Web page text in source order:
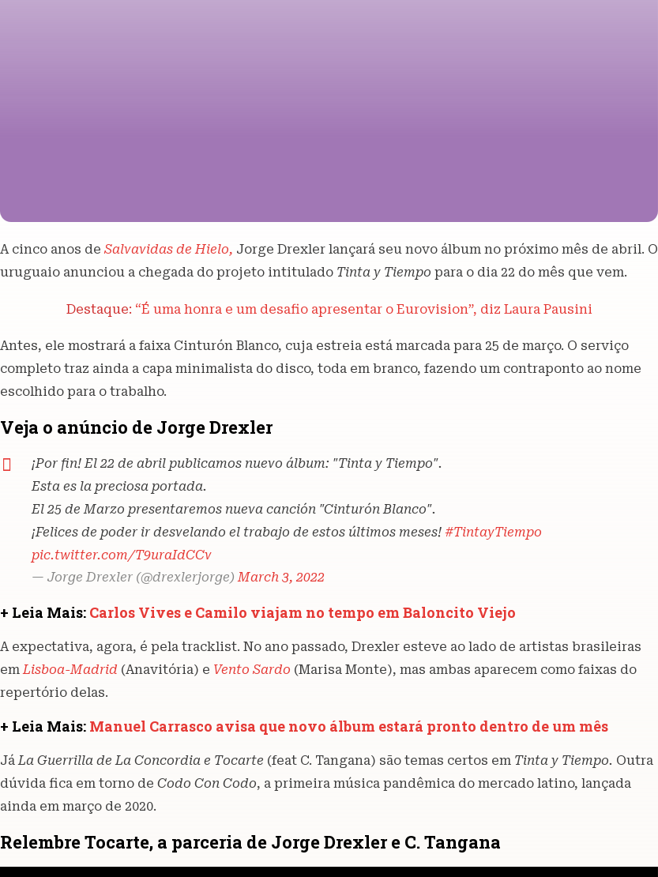
A cinco anos de Salvavidas de Hielo, Jorge Drexler lançará seu novo álbum no próximo mês de abril. O
uruguaio anunciou a chegada do projeto intitulado Tinta y Tiempo para o dia 22 do mês que vem.
Destaque: “É uma honra e um desafio apresentar o Eurovision”, diz Laura Pausini
Antes, ele mostrará a faixa Cinturón Blanco, cuja estreia está marcada para 25 de março. O serviço
completo traz ainda a capa minimalista do disco, toda em branco, fazendo um contraponto ao nome
escolhido para o trabalho.
Veja o anúncio de Jorge Drexler
¡Por fin! El 22 de abril publicamos nuevo álbum: "Tinta y Tiempo".
Esta es la preciosa portada.
El 25 de Marzo presentaremos nueva canción "Cinturón Blanco".
¡Felices de poder ir desvelando el trabajo de estos últimos meses! #TintayTiempo
pic.twitter.com/T9uraIdCCv
— Jorge Drexler (@drexlerjorge)March 3, 2022
+ Leia Mais: Carlos Vives e Camilo viajam no tempo em Baloncito Viejo
A expectativa, agora, é pela tracklist. No ano passado, Drexler esteve ao lado de artistas brasileiras
em Lisboa-Madrid (Anavitória) e Vento Sardo (Marisa Monte), mas ambas aparecem como faixas do
repertório delas.
+ Leia Mais: Manuel Carrasco avisa que novo álbum estará pronto dentro de um mês
JáLa Guerrilla de La Concordia e Tocarte (feat C. Tangana) são temas certos em Tinta y Tiempo. Outra
dúvida fica em torno de Codo Con Codo, a primeira música pandêmica do mercado latino, lançada
ainda em março de 2020.
Relembre Tocarte, a parceria de Jorge Drexler e C. Tangana